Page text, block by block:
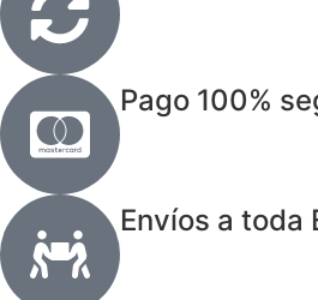
Pago 100%
Envíos a toda